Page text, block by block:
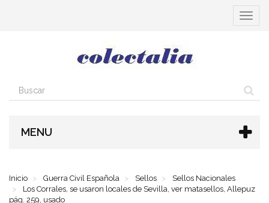
MENU
Inicio Guerra Civil Española Sellos
Sellos Nacionales
Los Corrales, se usaron locales de Sevilla, ver matasellos, Allepuz
pág. 259, usado